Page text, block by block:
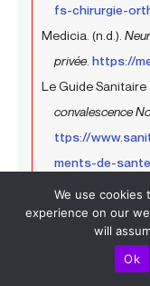
fs-chirurgie-
Medicia. (n.d.).
privée. https://
Le Guide Sanitaire
convalescence
ttps://
ments-de-
uvelle-aquitaine
Index Santé.
Québec –
sante.ca/
We use
experience on our
will
Ok